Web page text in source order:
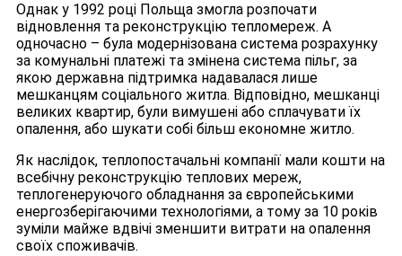
Однак у 1992 році Польща змогла розпочати
відновлення та реконструкцію тепломереж. А
одночасно – була модернізована система розрахунку
за комунальні платежі та змінена система пільг, за
якою державна підтримка надавалася лише
мешканцям соціального житла. Відповідно, мешканці
великих квартир, були вимушені або сплачувати їх
опалення, або шукати собі більш економне житло.
Як наслідок, теплопостачальні компанії мали кошти на
всебічну реконструкцію теплових мереж,
теплогенеруючого обладнання за європейськими
енергозберігаючими технологіями, а тому за 10 років
зуміли майже вдвічі зменшити витрати на опалення
своїх споживачів.